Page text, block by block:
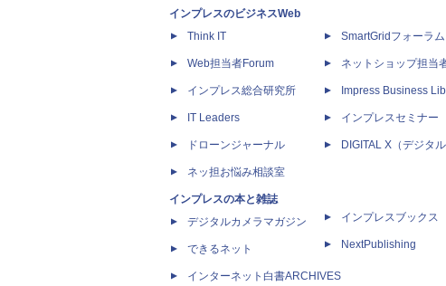
インプレスのビジネスWeb
Think IT
Web担当者Forum
インプレス総合研究所
IT Leaders
ドローンジャーナル
ネッ担お悩み相談室
インプレスの本と雑誌
デジタルカメラマガジン
できるネット
インターネット白書ARCHIVES
SmartGridフォーラム
ネットショップ担当
Impress Business
インプレスセミナー
DIGITAL X（デジタル
インプレスブックス
NextPublishing